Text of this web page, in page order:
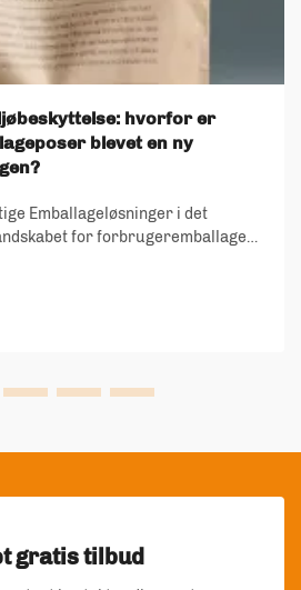
hvorfor er
blevet en ny
Emballageløsninger i det
for forbrugeremballage
er blevet en
gratis tilbud